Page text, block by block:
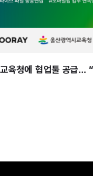
육청에 협업툴 공급…